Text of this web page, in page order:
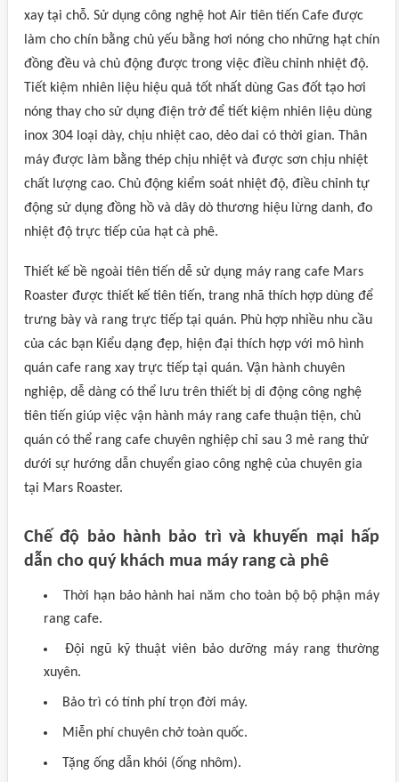
xay tại chỗ. Sử dụng công nghệ hot Air tiên tiến Cafe được
làm cho chín bằng chủ yếu bằng hơi nóng cho những hạt chín
đồng đều và chủ động được trong việc điều chỉnh nhiệt độ.
Tiết kiệm nhiên liệu hiệu quả tốt nhất dùng Gas đốt tạo hơi
nóng thay cho sử dụng điện trở để tiết kiệm nhiên liệu dùng
inox 304 loại dày, chịu nhiệt cao, dẻo dai có thời gian. Thân
máy được làm bằng thép chịu nhiệt và được sơn chịu nhiệt
chất lượng cao. Chủ động kiểm soát nhiệt độ, điều chỉnh tự
động sử dụng đồng hồ và dây dò thương hiệu lừng danh, đo
nhiệt độ trực tiếp của hạt cà phê.
Thiết kế bề ngoài tiên tiến dễ sử dụng máy rang cafe Mars
Roaster được thiết kế tiên tiến, trang nhã thích hợp dùng để
trưng bày và rang trực tiếp tại quán. Phù hợp nhiều nhu cầu
của các bạn Kiểu dạng đẹp, hiện đại thích hợp với mô hình
quán cafe rang xay trực tiếp tại quán. Vận hành chuyên
nghiệp, dễ dàng có thể lưu trên thiết bị di động công nghệ
tiên tiến giúp việc vận hành máy rang cafe thuận tiện, chủ
quán có thể rang cafe chuyên nghiệp chỉ sau 3 mẻ rang thử
dưới sự hướng dẫn chuyển giao công nghệ của chuyên gia
tại Mars Roaster.
Chế độ bảo hành bảo trì và khuyến mại hấp
dẫn cho quý khách mua máy rang cà phê
Thời hạn bảo hành hai năm cho toàn bộ bộ phận máy
rang cafe.
Đội ngũ kỹ thuật viên bảo dưỡng máy rang thường
xuyên.
Bảo trì có tính phí trọn đời máy.
Miễn phí chuyên chở toàn quốc.
Tặng ống dẫn khói (ống nhôm).